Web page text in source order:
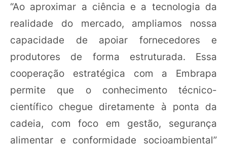
“Ao aproximar a ciência e a tecnologia da
realidade do mercado, ampliamos nossa
capacidade de apoiar fornecedores e
produtores de forma estruturada. Essa
cooperação estratégica com a Embrapa
permite que o conhecimento técnico-
científico chegue diretamente à ponta da
cadeia, com foco em gestão, segurança
alimentar e conformidade socioambiental”